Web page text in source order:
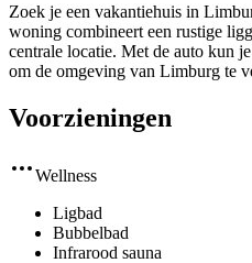
Zoek je een vakantiehuis in
woning combineert een rustige
centrale locatie. Met de auto kun
om de omgeving van Limburg te
Voorzieningen
Wellness
Ligbad
Bubbelbad
Infrarood sauna